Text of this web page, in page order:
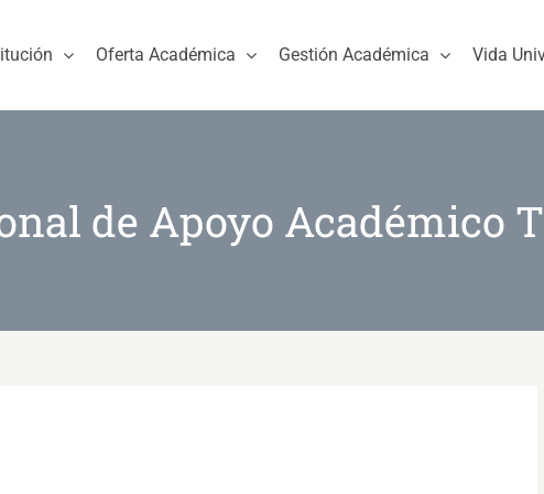
Oferta Académica Gestión Académica Vida
de Apoyo Académico